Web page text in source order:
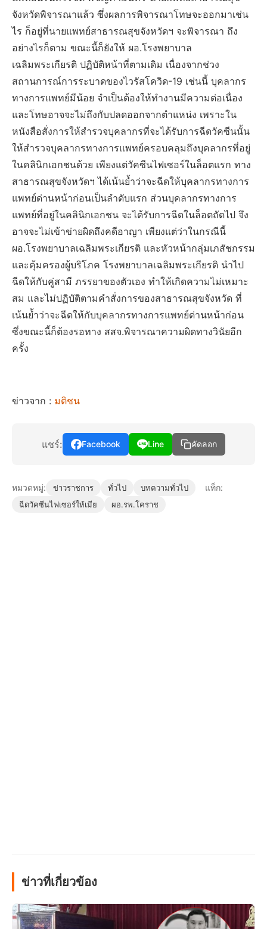
จังหวัดพิจารณาแล้ว ซึ่งผลการพิจารณาโทษจะออกมาเช่น
ไร ก็อยู่ที่นายแพทย์สาธารณสุขจังหวัดฯ จะพิจารณา ถึง
อย่างไรก็ตาม ขณะนี้ก็ยังให้ ผอ.โรงพยาบาล
เฉลิมพระเกียรติ ปฏิบัติหน้าที่ตามเดิม เนื่องจากช่วง
สถานการณ์การระบาดของไวรัสโควิด-19 เช่นนี้ บุคลากร
ทางการแพทย์มีน้อย จำเป็นต้องให้ทำงานมีความต่อเนื่อง
และโทษอาจจะไม่ถึงกับปลดออกจากตำแหน่ง เพราะใน
หนังสือสั่งการให้สำรวจบุคลากรที่จะได้รับการฉีดวัคซีนนั้น
ให้สำรวจบุคลากรทางการแพทย์ครอบคลุมถึงบุคลากรที่อยู่
ในคลินิกเอกชนด้วย เพียงแต่วัคซีนไฟเซอร์ในล็อตแรก ทาง
สาธารณสุขจังหวัดฯ ได้เน้นย้ำว่าจะฉีดให้บุคลากรทางการ
แพทย์ด่านหน้าก่อนเป็นลำดับแรก ส่วนบุคลากรทางการ
แพทย์ที่อยู่ในคลินิกเอกชน จะได้รับการฉีดในล็อตถัดไป จึง
อาจจะไม่เข้าข่ายผิดถึงคดีอาญา เพียงแต่ว่าในกรณีนี้
ผอ.โรงพยาบาลเฉลิมพระเกียรติ และหัวหน้ากลุ่มเภสัชกรรม
และคุ้มครองผู้บริโภค โรงพยาบาลเฉลิมพระเกียรติ นำไป
ฉีดให้กับคู่สามี ภรรยาของตัวเอง ทำให้เกิดความไม่เหมาะ
สม และไม่ปฏิบัติตามคำสั่งการของสาธารณสุขจังหวัด ที่
เน้นย้ำว่าจะฉีดให้กับบุคลากรทางการแพทย์ด่านหน้าก่อน
ซึ่งขณะนี้ก็ต้องรอทาง สสจ.พิจารณาความผิดทางวินัยอีก
ครั้ง
ข่าวจาก : มติชน
แชร์: Facebook Line คัดลอก
หมวดหมู่: ข่าวราชการ ทั่วไป บทความทั่วไป แท็ก:
ฉีดวัคซีนไฟเซอร์ให้เมีย ผอ.รพ.โคราช
ข่าวที่เกี่ยวข้อง